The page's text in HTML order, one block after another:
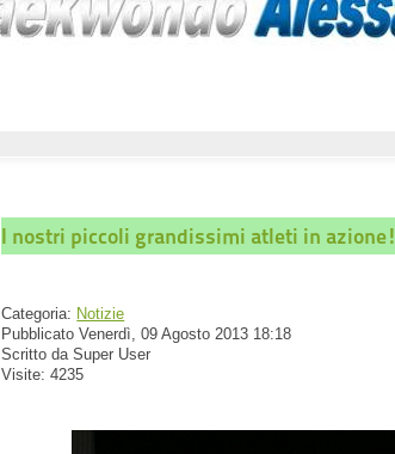
I nostri piccoli grandissimi atleti in azione!
Categoria: Notizie
Pubblicato Venerdì, 09 Agosto 2013 18:18
Scritto da Super User
Visite: 4235